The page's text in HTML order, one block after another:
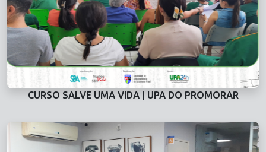
CURSO SALVE UMA VIDA | UPA DO PROMORAR